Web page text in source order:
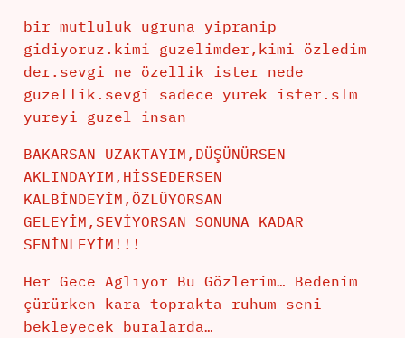
bir mutluluk ugruna yipranip
gidiyoruz.kimi guzelimder,kimi özledim
der.sevgi ne özellik ister nede
guzellik.sevgi sadece yurek ister.slm
yureyi guzel insan
BAKARSAN UZAKTAYIM,DÜŞÜNÜRSEN
AKLINDAYIM,HİSSEDERSEN
KALBİNDEYİM,ÖZLÜYORSAN
GELEYİM,SEVİYORSAN SONUNA KADAR
SENİNLEYİM!!!
Her Gece Aglıyor Bu Gözlerim… Bedenim
çürürken kara toprakta ruhum seni
bekleyecek buralarda…